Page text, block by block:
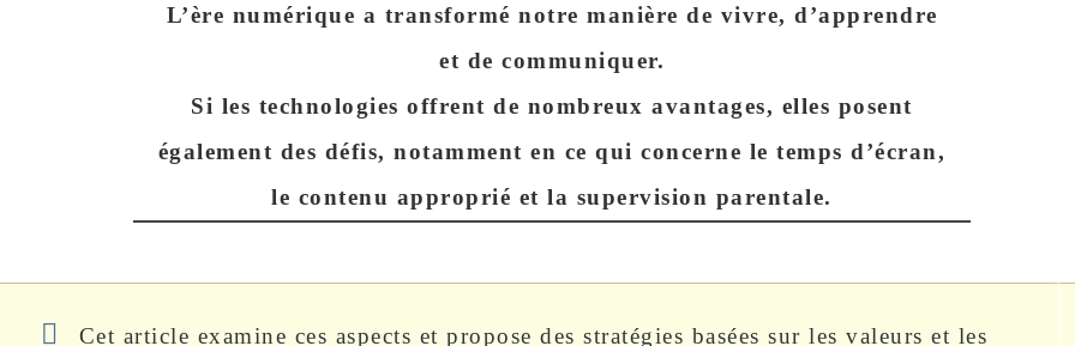
L’ère numérique a transformé notre manière de vivre, d’apprendre
et de communiquer.
Si les technologies offrent de nombreux avantages, elles posent
également des défis, notamment en ce qui concerne le temps d’écran,
le contenu approprié et la supervision parentale.
Cet article examine ces aspects et propose des stratégies basées sur les valeurs et les